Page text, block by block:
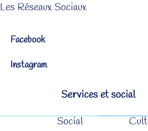
Les Réseaux Sociaux
Facebook
Instagram
Services et social
Social